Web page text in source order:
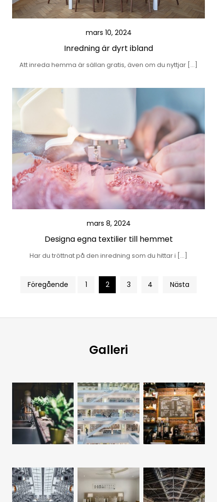
mars 10, 2024
Inredning är dyrt ibland
Att inreda hemma är sällan gratis, även om du nyttjar […]
mars 8, 2024
Designa egna textilier till hemmet
Har du tröttnat på den inredning som du hittar i […]
Sidnumrering
för
Föregående 1 2 3 4 Nästa
Galleri